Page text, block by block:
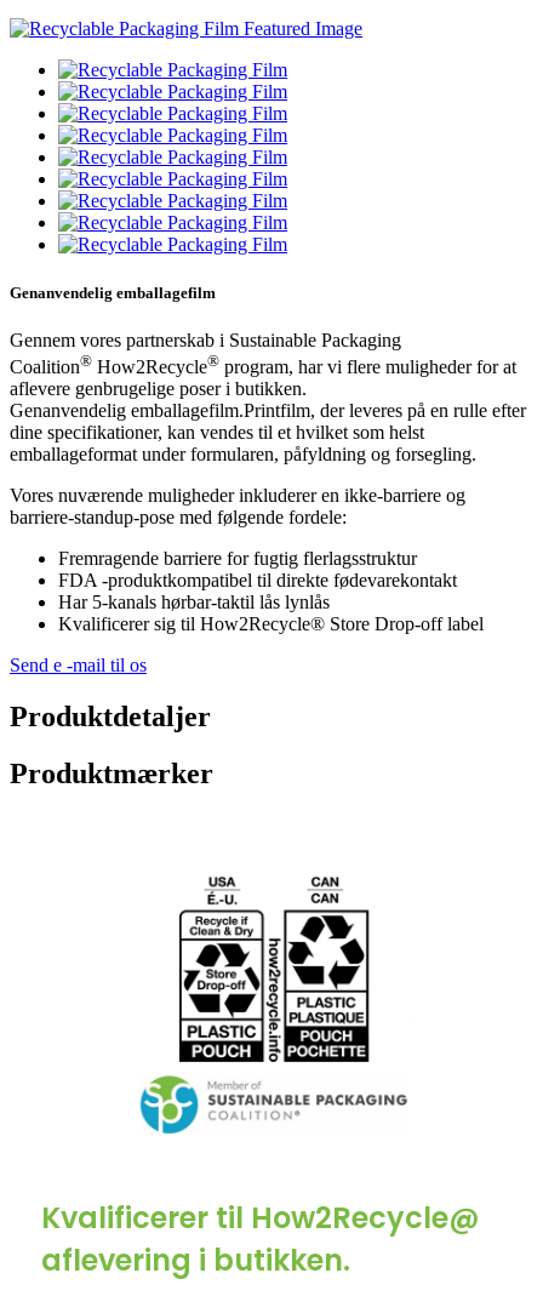
Genanvendelig emballagefilm
Gennem vores partnerskab i Sustainable Packaging
Coalition® How2Recycle® program, har vi flere muligheder for at
aflevere genbrugelige poser i butikken.
Genanvendelig emballagefilm.Printfilm, der leveres på en rulle efter
dine specifikationer, kan vendes til et hvilket som helst
emballageformat under formularen, påfyldning og forsegling.
Vores nuværende muligheder inkluderer en ikke-barriere og
barriere-standup-pose med følgende fordele:
Fremragende barriere for fugtig flerlagsstruktur
FDA -produktkompatibel til direkte fødevarekontakt
Har 5-kanals hørbar-taktil lås lynlås
Kvalificerer sig til How2Recycle® Store Drop-off label
Send e -mail til os
Produktdetaljer
Produktmærker
Kvalificerer til How2Recycle@
aflevering i butikken.